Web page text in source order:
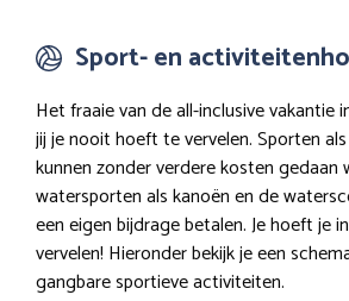
Sport- en
Het fraaie van de all-inclusive vakantie
jij je nooit hoeft te vervelen. Sporten
kunnen zonder verdere kosten gedaan
watersporten als kanoën en de
een eigen bijdrage betalen. Je hoeft je
vervelen! Hieronder bekijk je een
gangbare sportieve activiteiten.